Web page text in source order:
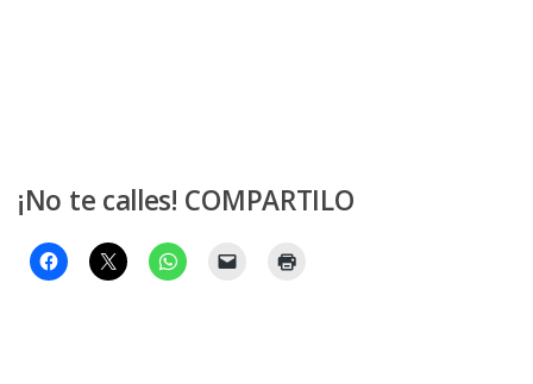
¡No te calles! COMPARTILO